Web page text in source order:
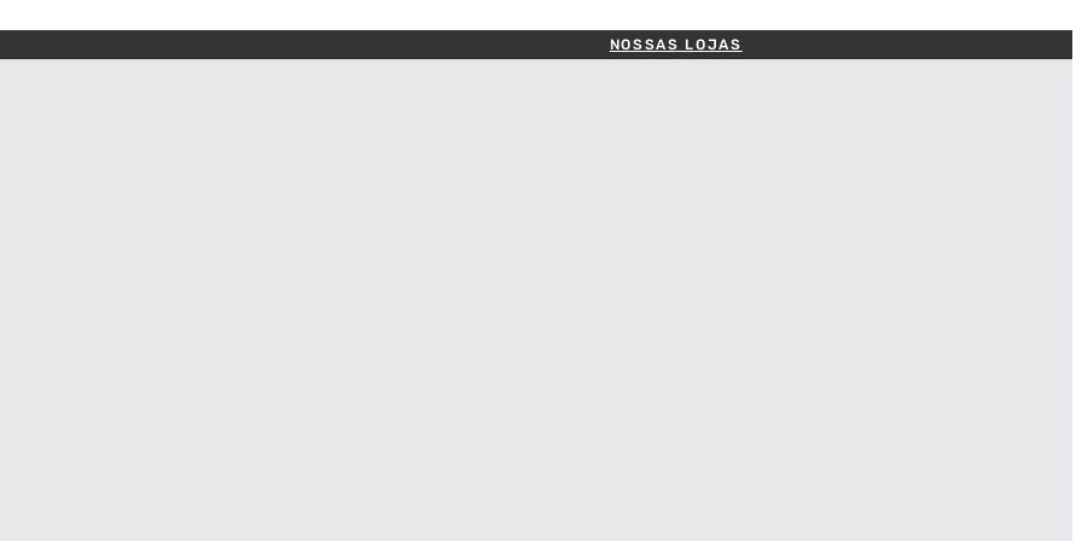
NOSSAS LOJAS